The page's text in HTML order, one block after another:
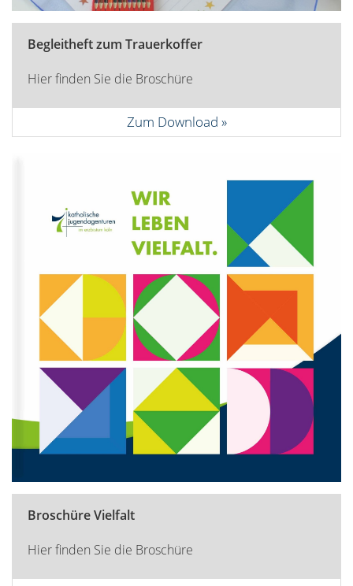
Begleitheft zum Trauerkoffer
Hier finden Sie die Broschüre
Zum Download
Broschüre Vielfalt
Hier finden Sie die Broschüre